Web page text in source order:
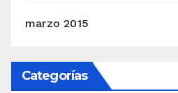
marzo 2015
Categorías